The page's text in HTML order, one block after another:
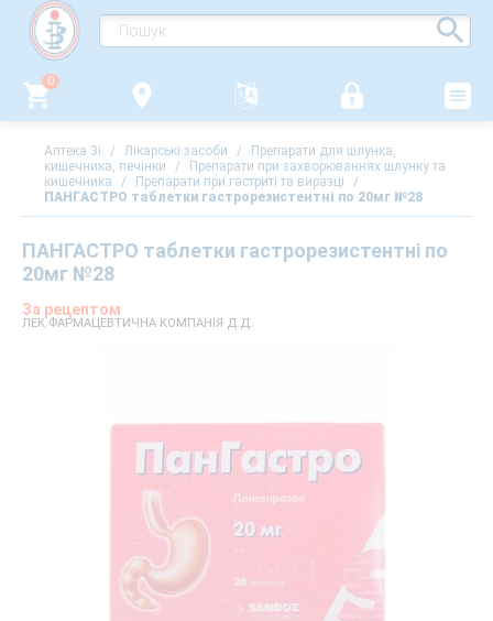
0
Аптека 3i / Лікарські засоби /
Препарати для шлунка,
кишечника, печінки
/
Препарати при захворюваннях шлунку та
кишечника
/ Препарати при гастриті та виразці
/
ПАНГАСТРО таблетки гастрорезистентні по 20мг №28
ПАНГАСТРО таблетки гастрорезистентні по
20мг №28
За рецептом
ЛЕК ФАРМАЦЕВТИЧНА КОМПАНІЯ Д.Д.